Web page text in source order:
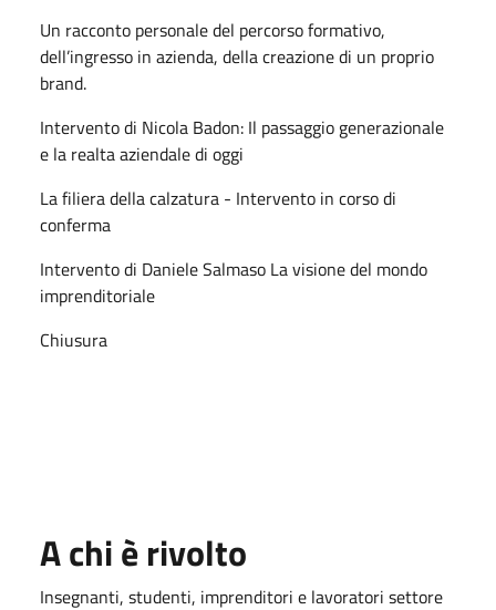
Un racconto personale del percorso formativo,
dell’ingresso in azienda, della creazione di un proprio
brand.
Intervento di Nicola Badon: Il passaggio generazionale
e la realta aziendale di oggi
La filiera della calzatura - Intervento in corso di
conferma
Intervento di Daniele Salmaso La visione del mondo
imprenditoriale
Chiusura
A chi è rivolto
Insegnanti, studenti, imprenditori e lavoratori settore